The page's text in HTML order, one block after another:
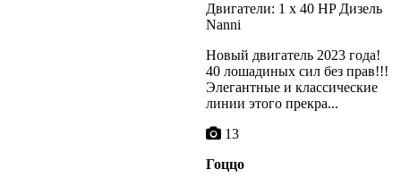
Двигатели: 1 x 40 HP Дизель
Nanni
Новый двигатель 2023 года!
40 лошадиных сил без прав!!!
Элегантные и классические
линии этого прекра...
13
Гоццо